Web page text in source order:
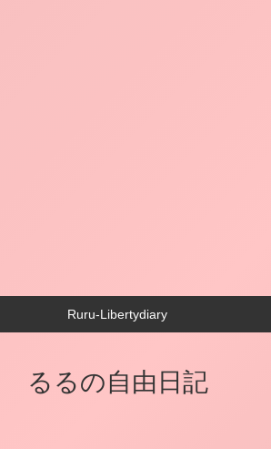
Ruru-Libertydiary
るるの自由日記